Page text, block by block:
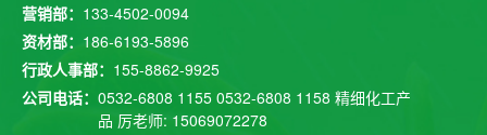
营销部： 133-4502-0094
资材部： 186-6193-5896
行政人事部： 155-8862-9925
公司电话： 0532-6808 1155 0532-6808 1158 精细化工产
品 厉老师: 15069072278